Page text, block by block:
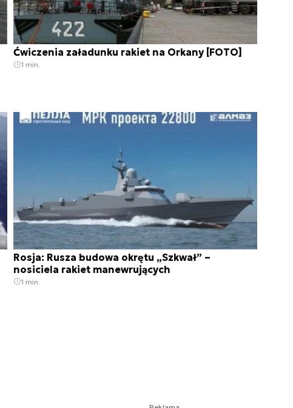
Ćwiczenia załadunku rakiet na Orkany [FOTO]
1 min.
Rosja: Rusza budowa okrętu „Szkwał” –
nosiciela rakiet manewrujących
1 min.